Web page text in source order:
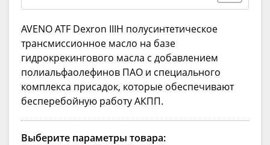
AVENO ATF Dexron IIIH полусинтетическое
трансмиссионное масло на базе
гидрокрекингового масла с добавлением
полиальфаолефинов ПАО и специального
комплекса присадок, которые обеспечивают
бесперебойную работу АКПП.
Выберите параметры товара: